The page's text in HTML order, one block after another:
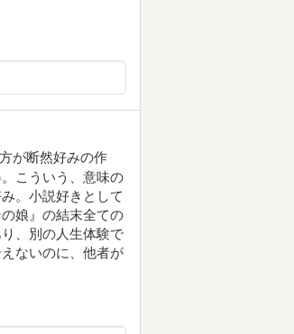
が断然好みの作
こういう、意味の
。小説好きとして
娘』の結末全ての
、別の人生体験で
ないのに、他者が